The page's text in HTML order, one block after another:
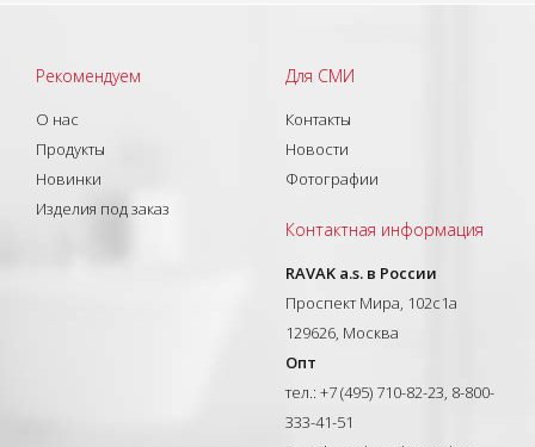
Рекомендуем
О нас
Продукты
Новинки
Изделия под заказ
Для СМИ
Контакты
Новости
Фотографии
Контактная информация
RAVAK a.s. в России
Проспект Мира, 102с1а
129626, Москва
Опт
тел.: +7 (495) 710-82-23, 8-800-
333-41-51